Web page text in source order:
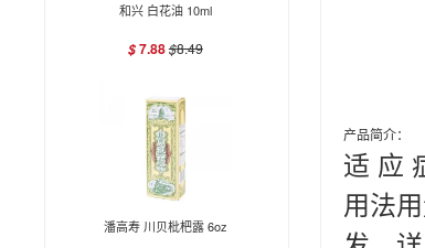
和兴 白花油 10ml
$7.88$8.49
潘高寿 川贝枇杷露 6oz
产品简介：
适 应
用法